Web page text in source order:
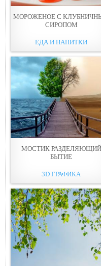
МОРОЖЕНОЕ С
СИРОПОМ
ЕДА И НАПИТКИ
МОСТИК РАЗДЕЛЯЮЩИЙ
БЫТИЕ
3D ГРАФИКА